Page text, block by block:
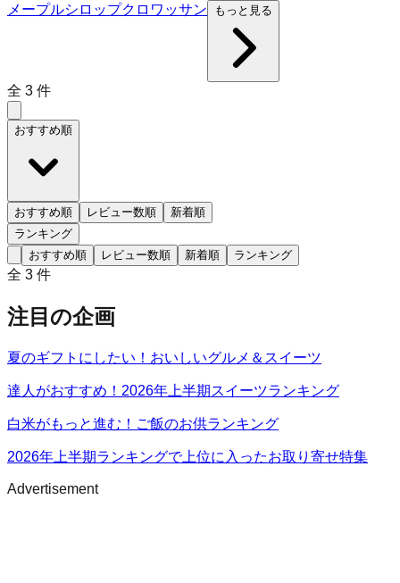
メープルシロップクロワッサン もっと見る
全 3 件
おすすめ順
おすすめ順 レビュー数順
新着順
ランキング
おすすめ順
レビュー数順 新着順 ランキング
全 3 件
注目の企画
夏のギフトにしたい！おいしいグルメ＆スイーツ
達人がおすすめ！2026年上半期スイーツランキング
白米がもっと進む！ご飯のお供ランキング
2026年上半期ランキングで上位に入ったお取り寄せ特集
Advertisement